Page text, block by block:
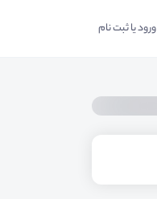
ورود یا ثبت نام